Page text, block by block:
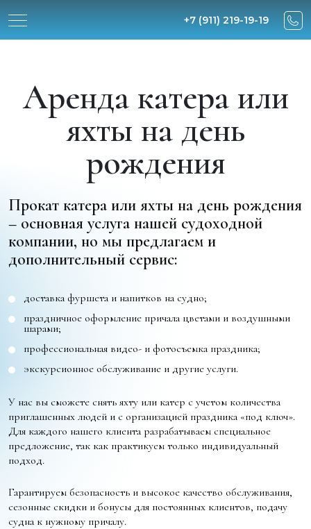
+7 (911) 219-19-19
Аренда катера или
яхты на день
рождения
Прокат катера или яхты на день рождения
– основная услуга нашей судоходной
компании, но мы предлагаем и
дополнительный сервис:
доставка фуршета и напитков на судно;
праздничное оформление причала цветами и воздушными
шарами;
профессиональная видео- и фотосъемка праздника;
экскурсионное обслуживание и другие услуги.
У нас вы сможете снять яхту или катер с учетом количества
приглашенных людей и с организацией праздника «под ключ».
Для каждого нашего клиента разрабатываем специальное
предложение, так как практикуем только индивидуальный
подход.
Гарантируем безопасность и высокое качество обслуживания,
сезонные скидки и бонусы для постоянных клиентов, подачу
судна к нужному причалу.